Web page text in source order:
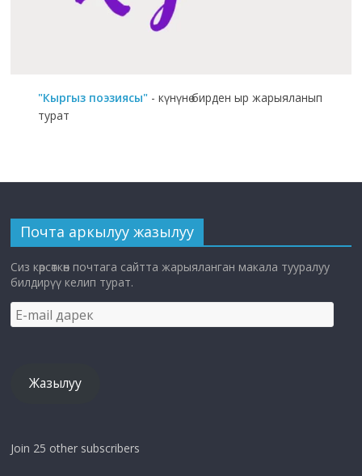
"Кыргыз поэзиясы" - күнүнө бирден ыр жарыяланып
турат
Почта аркылуу жазылуу
Сиз көрсөткөн почтага сайтта жарыяланган макала тууралуу
билдирүү келип турат.
E-
mail
Жазылуу
Join 25 other subscribers